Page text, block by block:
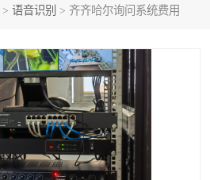
> 语音识别 > 齐齐哈尔询问系统费用